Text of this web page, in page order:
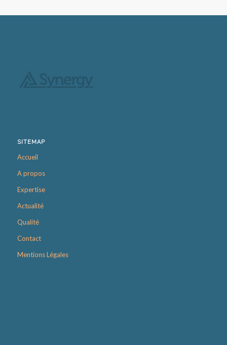
SITEMAP
Accueil
A propos
Expertise
Actualité
Qualité
Contact
Mentions Légales